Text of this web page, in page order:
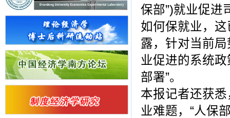
保部”)就业促进
如何保就业，
露，针对当前
业促进的系统
部署”。
本报记者还获
业难题，“人保